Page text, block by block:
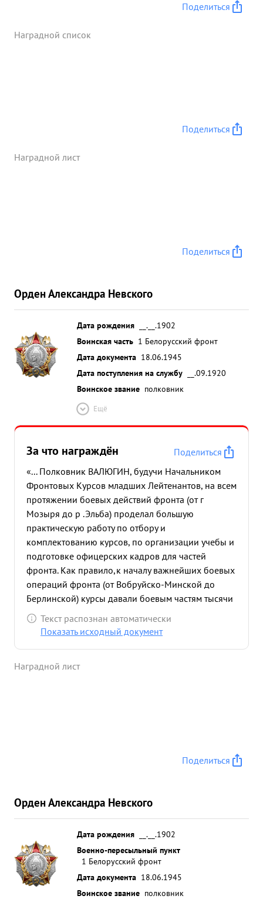
Поделиться
Наградной список
Поделиться
Наградной лист
Поделиться
Орден Александра Невского
Дата рождения
__.__.1902
Воинская часть 1 Белорусский фронт
Дата документа 18.06.1945
Дата поступления на службу
__.09.1920
Воинское звание полковник
Ещё
За что награждён
Поделиться
«... Полковник ВАЛЮГИН, будучи Начальником
Фронтовых Курсов младших Лейтенантов, на всем
протяжении боевых действий фронта (от г
Мозыря до р .Эльба) проделал большую
практическую работу по отбору и
комплектованию курсов, по организации учебы и
подготовке офицерских кадров для частей
фронта. Как правило,к началу важнейших боевых
операций фронта (от Вобруйско-Минской до
Берлинской) курсы давали боевым частям тысячи
лучших квалифицированных офицеров средней и
старшей категории, которые командуя взводом-
процесса курсов, подбора преподавательского
Текст распознан автоматически
Показать исходный документ
Наградной лист
Поделиться
Орден Александра Невского
Дата рождения
__.__.1902
Военно-пересыльный пункт
1 Белорусский фронт
Дата документа 18.06.1945
Воинское звание полковник